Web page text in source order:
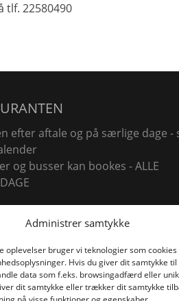
Administrer samtykke
oplevelser bruger vi teknologier som
Hvis du giver dit samtykke til
data som f.eks. browsingadfærd eller
dit samtykke eller trækker dit samtykke
tlf. 22580490
efter aftale og på særlige dage -
og busser kan bookes - ALLE
værelser alle ugens dage